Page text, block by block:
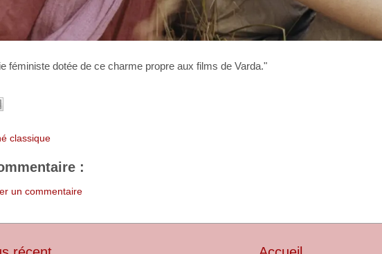
féministe dotée de ce charme propre aux films de Varda."
classique
:
un commentaire